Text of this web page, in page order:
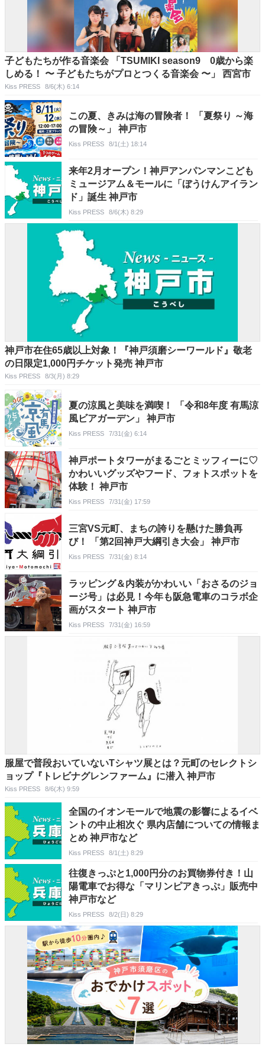
子どもたちが作る音楽会 「TSUMIKI season9 0歳から楽
しめる！ 〜 子どもたちがプロとつくる音楽会 〜」 西宮市
Kiss PRESS 8/6(木) 6:14
この夏、きみは海の冒険者！ 「夏祭り ～海
の冒険～」 神戸市
Kiss PRESS 8/1(土) 18:14
来年2月オープン！神戸アンパンマンこども
ミュージアム＆モールに「ぼうけんアイラン
ド」誕生 神戸市
Kiss PRESS 8/6(木) 8:29
神戸市在住65歳以上対象！『神戸須磨シーワールド』敬老
の日限定1,000円チケット発売 神戸市
Kiss PRESS 8/3(月) 8:29
夏の涼風と美味を満喫！ 「令和8年度 有馬涼
風ビアガーデン」 神戸市
Kiss PRESS 7/31(金) 6:14
神戸ポートタワーがまるごとミッフィーに♡
かわいいグッズやフード、フォトスポットを
体験！ 神戸市
Kiss PRESS 7/31(金) 17:59
三宮VS元町、まちの誇りを懸けた勝負再
び！ 「第2回神戸大綱引き大会」 神戸市
Kiss PRESS 7/31(金) 8:14
ラッピング＆内装がかわいい「おさるのジョ
ージ号」は必見！今年も阪急電車のコラボ企
画がスタート 神戸市
Kiss PRESS 7/31(金) 16:59
服屋で普段おいていないTシャツ展とは？元町のセレクトシ
ョップ『トレビナグレンファーム』に潜入 神戸市
Kiss PRESS 8/6(木) 9:59
全国のイオンモールで地震の影響によるイベ
ントの中止相次ぐ 県内店舗についての情報ま
とめ 神戸市など
Kiss PRESS 8/1(土) 8:29
往復きっぷと1,000円分のお買物券付き！山
陽電車でお得な「マリンピアきっぷ」販売中
神戸市など
Kiss PRESS 8/2(日) 8:29